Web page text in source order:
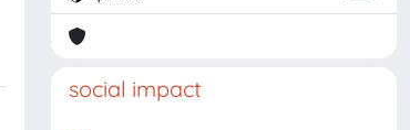
social impact